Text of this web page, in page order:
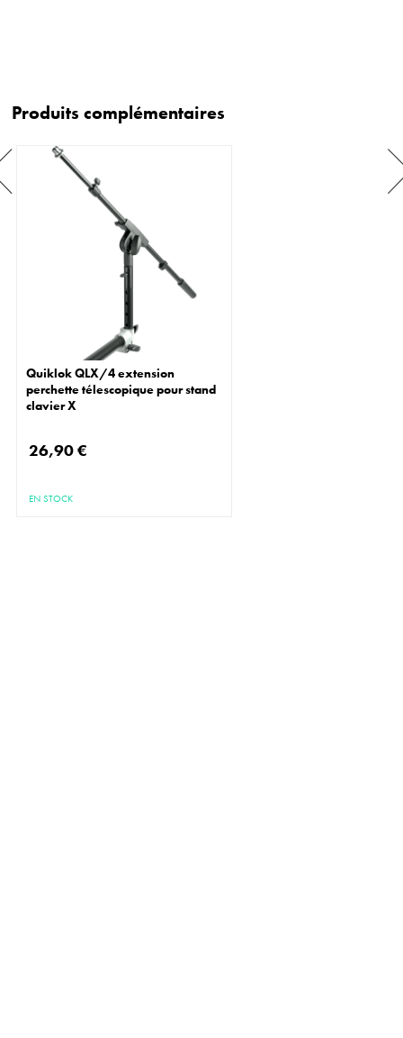
Produits complémentaires
Quiklok QLX/4 extension
perchette télescopique pour stand
clavier X
26,90 €
EN STOCK